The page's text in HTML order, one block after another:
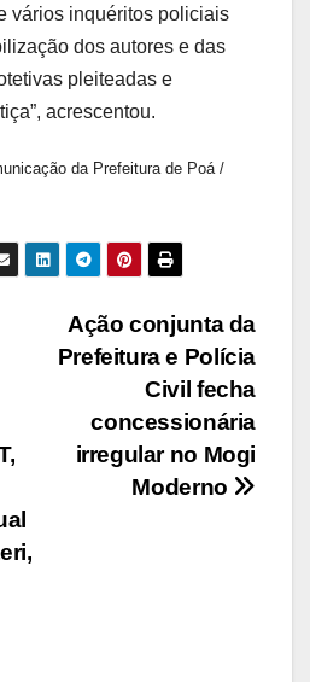
vários inquéritos policiais
dos autores e das
pleiteadas e
acrescentou.
da Prefeitura de Poá /
Ação conjunta da
Prefeitura e Polícia
Civil fecha
concessionária
irregular no Mogi
Moderno